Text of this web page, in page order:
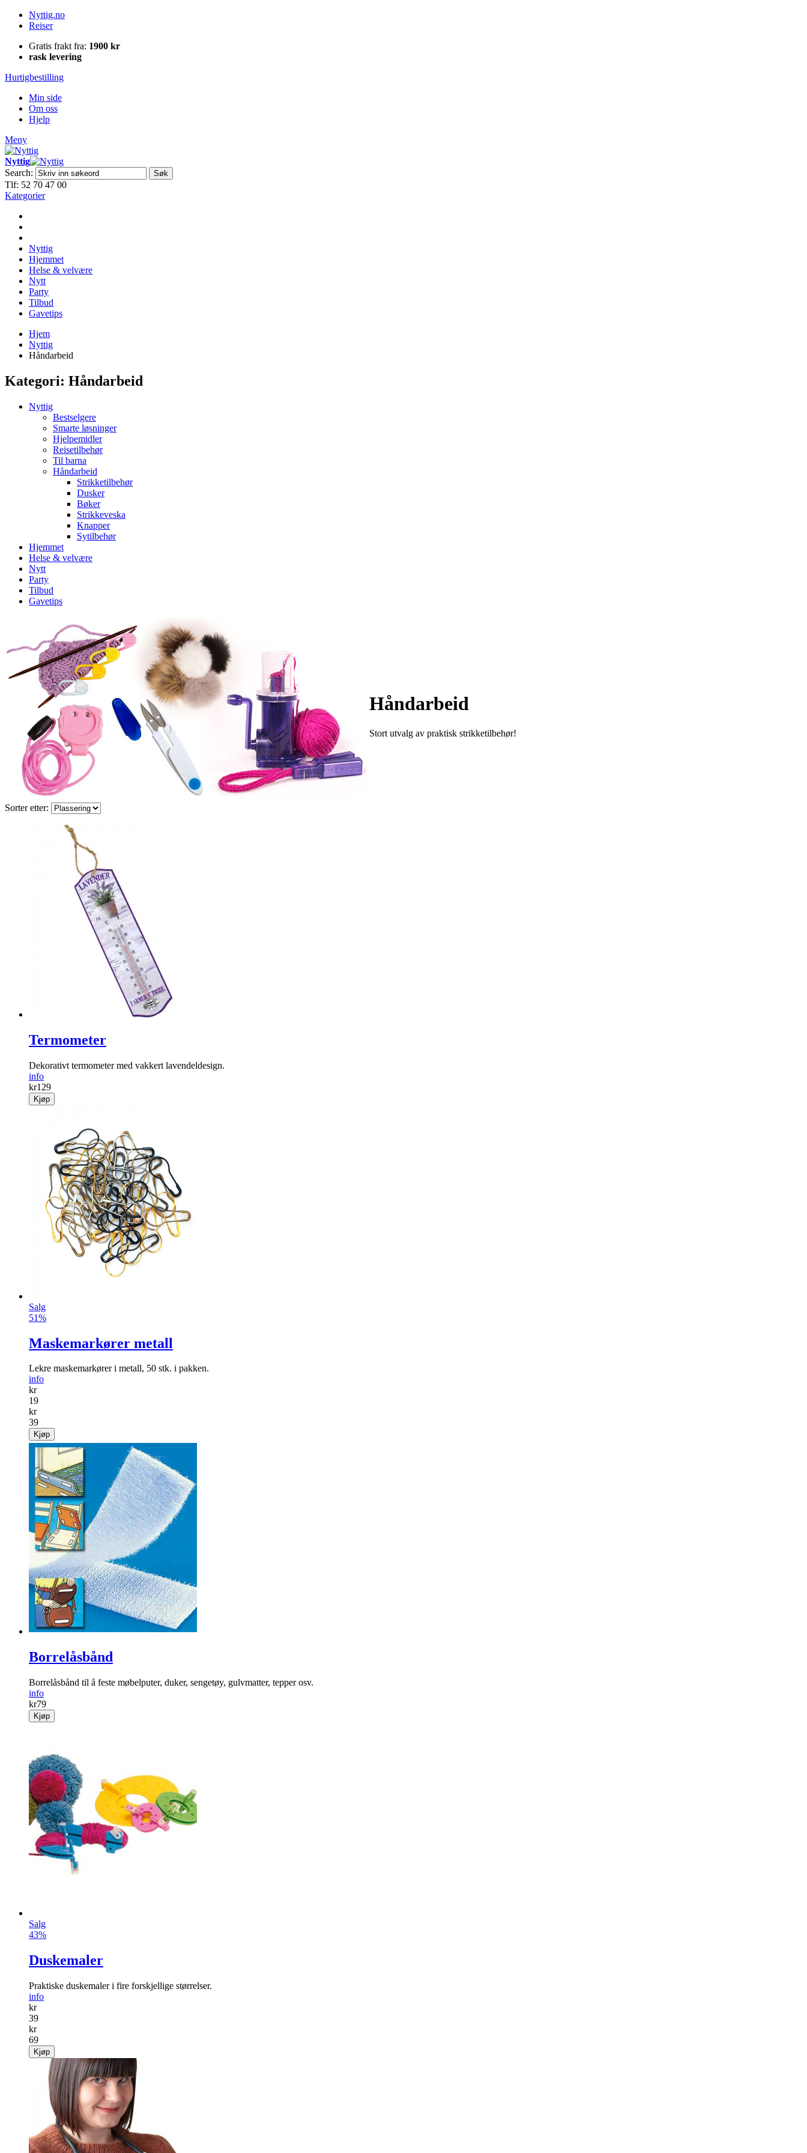
Nyttig.no
Reiser
Gratis frakt fra: 1900 kr
rask levering
Hurtigbestilling
Min side
Om oss
Hjelp
Meny
Nyttig
Search:
Søk
Tlf: 52 70 47 00
Kategorier
Nyttig
Hjemmet
Helse & velvære
Nytt
Party
Tilbud
Gavetips
Hjem
Nyttig
Håndarbeid
Kategori: Håndarbeid
Nyttig
Bestselgere
Smarte løsninger
Hjelpemidler
Reisetilbehør
Til barna
Håndarbeid
Strikketilbehør
Dusker
Bøker
Strikkeveska
Knapper
Sytilbehør
Hjemmet
Helse & velvære
Nytt
Party
Tilbud
Gavetips
Håndarbeid
Stort utvalg av praktisk strikketilbehør!
Sorter etter:
Termometer
Dekorativt termometer med ­vakkert lavendeldesign.
info
kr129
Kjøp
Salg
51%
Maskemarkører metall
Lekre maskemarkører i metall, 50 stk. i pakken.
info
kr
19
kr
39
Kjøp
Borrelåsbånd
Borrelåsbånd til å feste møbelputer, duker, sengetøy, gulvmatter, tepper osv.
info
kr79
Kjøp
Salg
43%
Duskemaler
Praktiske duskemaler i fire forskjellige størrelser.
info
kr
39
kr
69
Kjøp